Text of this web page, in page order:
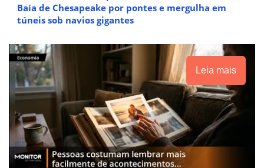
Baía de Chesapeake por pontes e mergulha em
túneis sob navios gigantes
Leia mais